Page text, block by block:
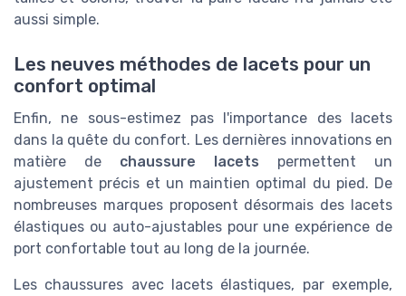
aussi simple.
Les neuves méthodes de lacets pour un
confort optimal
Enfin, ne sous-estimez pas l'importance des lacets
dans la quête du confort. Les dernières innovations en
matière de chaussure lacets permettent un
ajustement précis et un maintien optimal du pied. De
nombreuses marques proposent désormais des lacets
élastiques ou auto-ajustables pour une expérience de
port confortable tout au long de la journée.
Les chaussures avec lacets élastiques, par exemple,